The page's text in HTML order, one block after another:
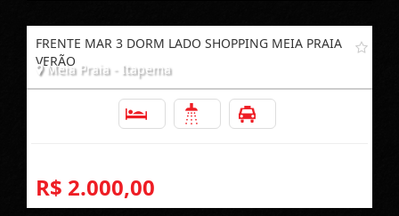
FRENTE MAR 3 DORM LADO SHOPPING MEIA PRAIA
VERÃO
Meia Praia - Itapema
R$ 2.000,00